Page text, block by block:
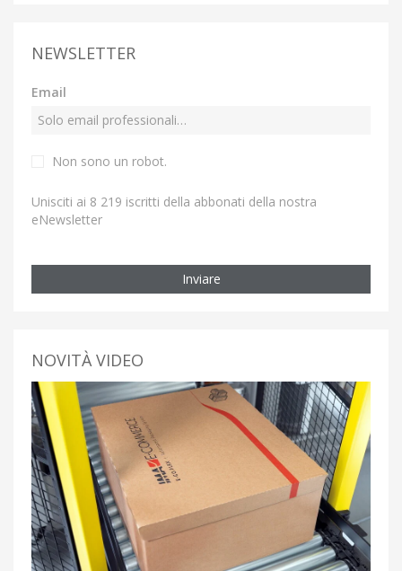
NEWSLETTER
Email
Non sono un robot.
Unisciti ai 8 219 iscritti della abbonati della nostra
eNewsletter
Inviare
NOVITÀ VIDEO